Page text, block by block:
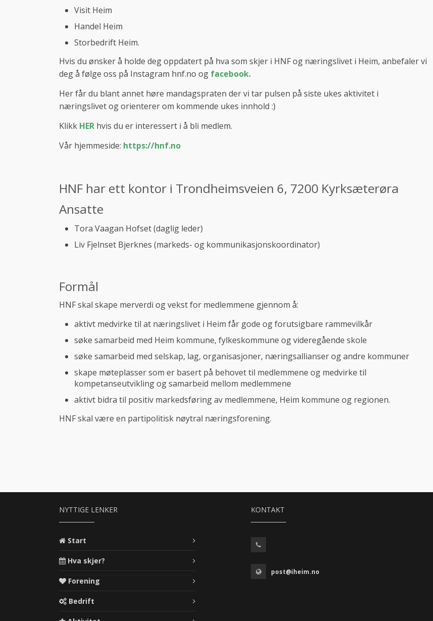
Visit Heim
Handel Heim
Storbedrift Heim.
Hvis du ønsker å holde deg oppdatert på hva som skjer i HNF og næringslivet i Heim, anbefaler vi
deg å følge oss på Instagram hnf.no og facebook.
Her får du blant annet høre mandagspraten der vi tar pulsen på siste ukes aktivitet i
næringslivet og orienterer om kommende ukes innhold :)
Klikk HER hvis du er interessert i å bli medlem.
Vår hjemmeside: https://hnf.no
HNF har ett kontor i Trondheimsveien 6, 7200 Kyrksæterøra
Ansatte
Tora Vaagan Hofset (daglig leder)
Liv Fjelnset Bjerknes (markeds- og kommunikasjonskoordinator)
Formål
HNF skal skape merverdi og vekst for medlemmene gjennom å:
aktivt medvirke til at næringslivet i Heim får gode og forutsigbare rammevilkår
søke samarbeid med Heim kommune, fylkeskommune og videregående skole
søke samarbeid med selskap, lag, organisasjoner, næringsallianser og andre kommuner
skape møteplasser som er basert på behovet til medlemmene og medvirke til
kompetanseutvikling og samarbeid mellom medlemmene
aktivt bidra til positiv markedsføring av medlemmene, Heim kommune og regionen.
HNF skal være en partipolitisk nøytral næringsforening.
NYTTIGE LENKER
Start
Hva skjer?
Forening
Bedrift
KONTAKT
post@iheim.no